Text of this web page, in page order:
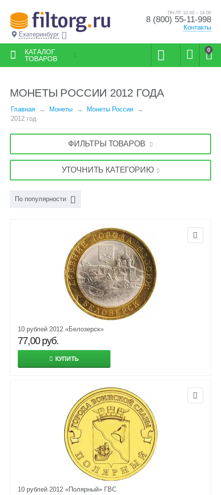
Екатеринбург
ПН-ПТ 10.00 – 18.00
8 (800) 55-11-998
Контакты
0
КАТАЛОГ
ТОВАРОВ
МОНЕТЫ РОССИИ 2012 ГОДА
Главная Монеты
Монеты России
2012 год
ФИЛЬТРЫ ТОВАРОВ
УТОЧНИТЬ КАТЕГОРИЮ
По популярности
10 рублей 2012 «Белозерск»
77,00 руб.
КУПИТЬ
10 рублей 2012 «Полярный» ГВС